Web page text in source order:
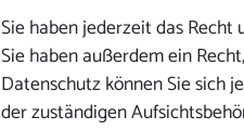
Sie haben jederzeit das
Sie haben außerdem ein
Datenschutz können Sie sich
der zuständigen